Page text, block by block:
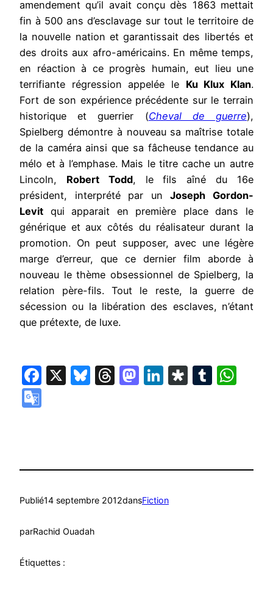
amendement qu’il avait conçu dès 1863 mettait
fin à 500 ans d’esclavage sur tout le territoire de
la nouvelle nation et garantissait des libertés et
des droits aux afro-américains. En même temps,
en réaction à ce progrès humain, eut lieu une
terrifiante régression appelée le Ku Klux Klan.
Fort de son expérience précédente sur le terrain
historique et guerrier (Cheval de guerre),
Spielberg démontre à nouveau sa maîtrise totale
de la caméra ainsi que sa fâcheuse tendance au
mélo et à l’emphase. Mais le titre cache un autre
Lincoln, Robert Todd, le fils aîné du 16e
président, interprété par unJoseph Gordon-
Levit qui apparait en première place dans le
générique et aux côtés du réalisateur durant la
promotion. On peut supposer, avec une légère
marge d’erreur, que ce dernier film aborde à
nouveau le thème obsessionnel de Spielberg, la
relation père-fils. Tout le reste, la guerre de
sécession ou la libération des esclaves, n’étant
que prétexte, de luxe.
Facebook
X Bluesky
Threads
Mastodon
LinkedIn
Diaspora
Publié14 septembre 2012dansFiction
parRachid Ouadah
Étiquettes :